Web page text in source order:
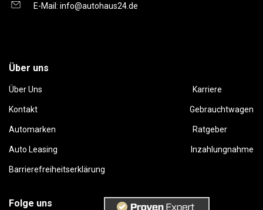
E-Mail: info@autohaus24.de
Über uns
Über Uns Karriere
Kontakt Gebrauchtwagen
Automarken Ratgeber
Auto Leasing Inzahlungnahme
Barrierefreiheitserklärung
Folge uns